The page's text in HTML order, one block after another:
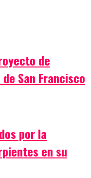
de
San Francisco
por la
en su